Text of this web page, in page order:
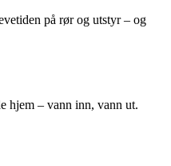
på rør og utstyr – og
hjem – vann inn, vann ut.